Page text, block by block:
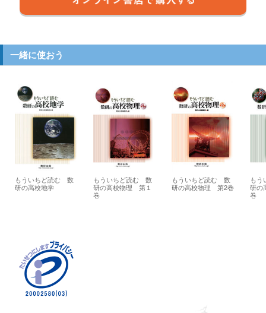
一緒に使おう
もういちど読む 数
研の高校地学
もういちど読む 数
研の高校物理 第１
巻
もういちど読む 数
研の高校物理 第2巻
も
研の
巻